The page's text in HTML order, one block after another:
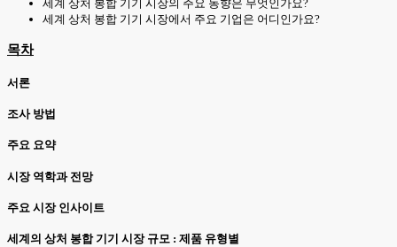
세계 상처 봉합 기기 시장의 주요 동향은 무엇인가요?
세계 상처 봉합 기기 시장에서 주요 기업은 어디인가요?
목차
서론
조사 방법
주요 요약
시장 역학과 전망
주요 시장 인사이트
세계의 상처 봉합 기기 시장 규모 : 제품 유형별